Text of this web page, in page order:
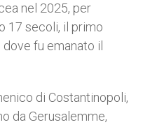
nel 2025, per
17 secoli, il primo
fu emanato il
di Costantinopoli,
da Gerusalemme,